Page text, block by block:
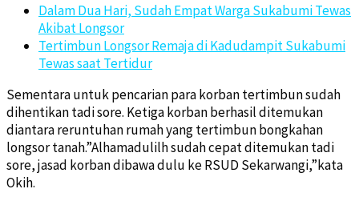
Dalam Dua Hari, Sudah Empat Warga Sukabumi Tewas
Akibat Longsor
Tertimbun Longsor Remaja di Kadudampit Sukabumi
Tewas saat Tertidur
Sementara untuk pencarian para korban tertimbun sudah
dihentikan tadi sore. Ketiga korban berhasil ditemukan
diantara reruntuhan rumah yang tertimbun bongkahan
longsor tanah.”Alhamadulilh sudah cepat ditemukan tadi
sore, jasad korban dibawa dulu ke RSUD Sekarwangi,”kata
Okih.